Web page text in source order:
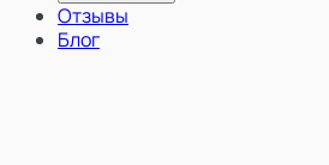
Отзывы
Блог